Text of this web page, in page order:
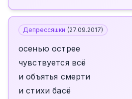
Депрессяшки (27.09.2017)
осенью острее
чувствуется всё
и объятья смерти
и стихи басё